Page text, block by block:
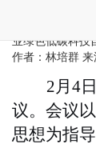
环植所召开
业绿色低碳科技
作者：林培群
2月4
议。会议
思想为指